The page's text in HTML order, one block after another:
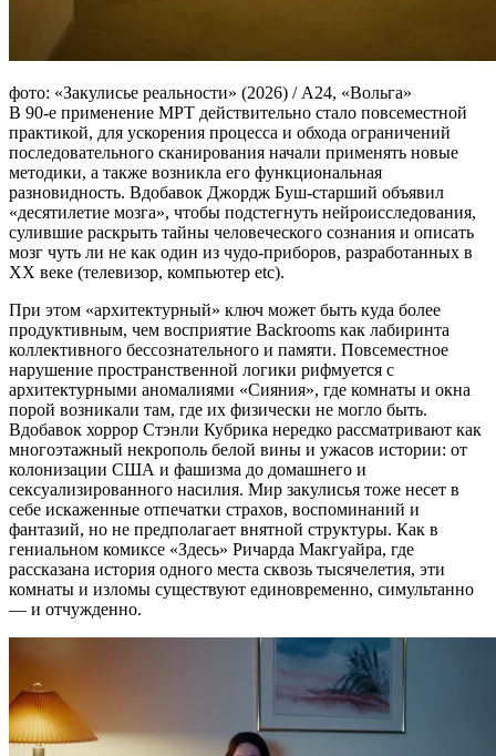
фото: «Закулисье реальности» (2026) / А24, «Вольга»
В 90-е применение МРТ действительно стало повсеместной
практикой, для ускорения процесса и обхода ограничений
последовательного сканирования начали применять новые
методики, а также возникла его функциональная
разновидность. Вдобавок Джордж Буш-старший объявил
«десятилетие мозга», чтобы подстегнуть нейроисследования,
сулившие раскрыть тайны человеческого сознания и описать
мозг чуть ли не как один из чудо-приборов, разработанных в
XX веке (телевизор, компьютер etc).
При этом «архитектурный» ключ может быть куда более
продуктивным, чем восприятие Backrooms как лабиринта
коллективного бессознательного и памяти. Повсеместное
нарушение пространственной логики рифмуется с
архитектурными аномалиями «Сияния», где комнаты и окна
порой возникали там, где их физически не могло быть.
Вдобавок хоррор Стэнли Кубрика нередко рассматривают как
многоэтажный некрополь белой вины и ужасов истории: от
колонизации США и фашизма до домашнего и
сексуализированного насилия. Мир закулисья тоже несет в
себе искаженные отпечатки страхов, воспоминаний и
фантазий, но не предполагает внятной структуры. Как в
гениальном комиксе «Здесь» Ричарда Макгуайра, где
рассказана история одного места сквозь тысячелетия, эти
комнаты и изломы существуют единовременно, симультанно
— и отчужденно.